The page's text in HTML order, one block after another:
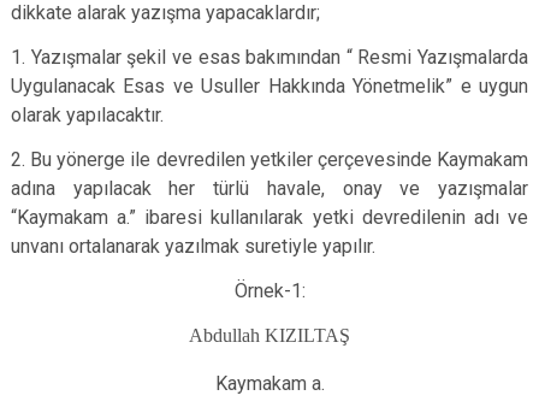
dikkate alarak yazışma yapacaklardır;
1. Yazışmalar şekil ve esas bakımından “ Resmi Yazışmalarda
Uygulanacak Esas ve Usuller Hakkında Yönetmelik” e uygun
olarak yapılacaktır.
2. Bu yönerge ile devredilen yetkiler çerçevesinde Kaymakam
adına yapılacak her türlü havale, onay ve yazışmalar
“Kaymakam a.” ibaresi kullanılarak yetki devredilenin adı ve
unvanı ortalanarak yazılmak suretiyle yapılır.
Örnek-1:
Abdullah KIZILTAŞ
Kaymakam a.